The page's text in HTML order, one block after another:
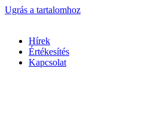
Ugrás a tartalomhoz
Hírek
Értékesítés
Kapcsolat